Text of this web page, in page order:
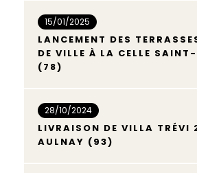
15/01/2025
LANCEMENT DES
DE VILLE À LA CELLE
(78)
28/10/2024
LIVRAISON DE VILLA TRÉVI
AULNAY (93)